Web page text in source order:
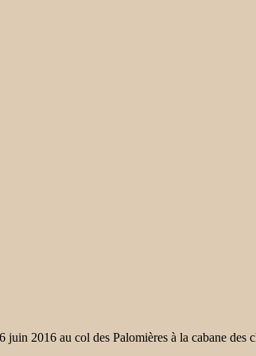
2016 au col des Palomières à la cabane des